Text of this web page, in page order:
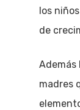
los
de
madres